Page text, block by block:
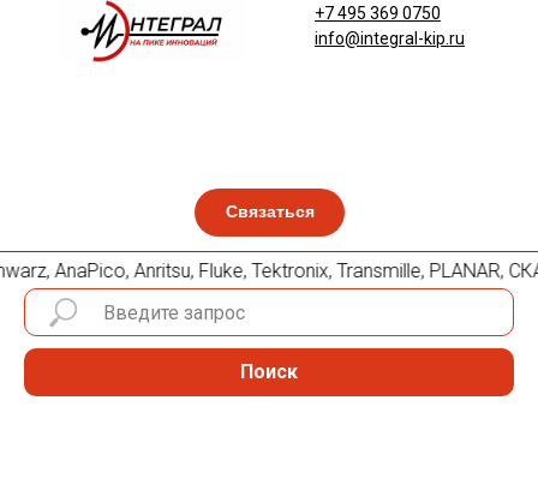
Связаться
+7 495 369 0750
info@integral-kip.ru
Anritsu, Fluke, Tektronix, Transmille, PLANAR,
Поиск